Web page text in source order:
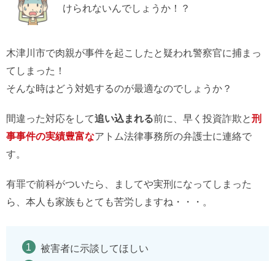
けられないんでしょうか！？
木津川市で肉親が事件を起こしたと疑われ警察官に捕まっ
てしまった！
そんな時はどう対処するのが最適なのでしょうか？
間違った対応をして追い込まれる前に、早く投資詐欺と刑
事事件の実績豊富なアトム法律事務所の弁護士に連絡で
す。
有罪で前科がついたら、ましてや実刑になってしまった
ら、本人も家族もとても苦労しますね・・・。
被害者に示談してほしい